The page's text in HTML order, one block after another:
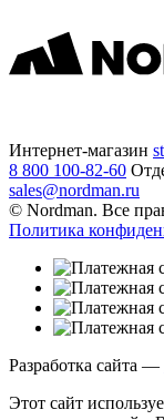
Интернет-магазин
8 800 100-82-60
sales@nordman.ru
© Nordman. Все
Политика
Разработка сайта —
Этот сайт